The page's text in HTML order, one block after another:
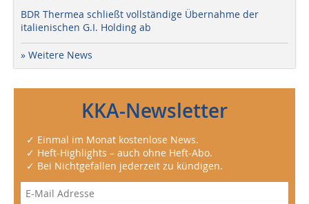
BDR Thermea schließt vollständige Übernahme der
italienischen G.I. Holding ab
» Weitere News
KKA-Newsletter
✓ Einmal im Monat kostenlose News.
✓ Heft-Highlights – auch ohne Heft-Abo.
✓ Bei Nichtgefallen jederzeit zu kündigen.